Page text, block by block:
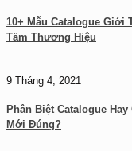
10+ Mẫu Catalogue Giới
Tầm Thương Hiệu
9 Tháng 4, 2021
Phân Biệt Catalogue
Mới Đúng?